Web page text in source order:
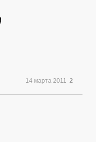
14 марта 2011 2